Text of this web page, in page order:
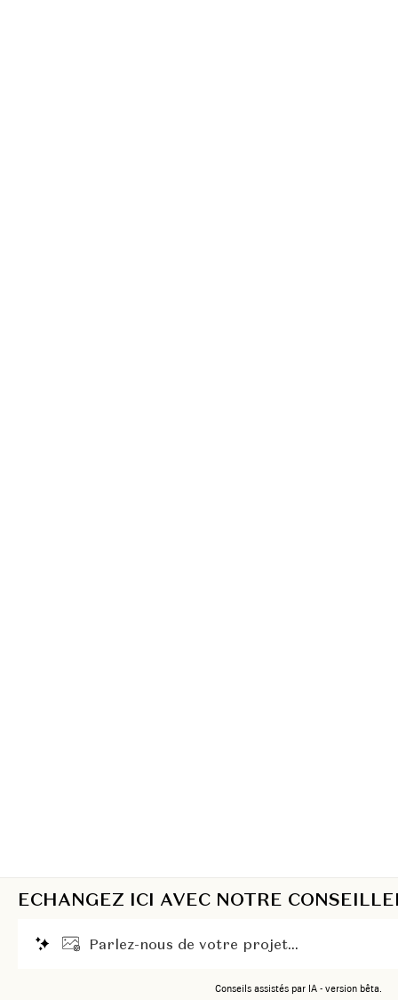
ECHANGEZ ICI AVEC NOTRE
Parlez-nous de votre projet...
Conseils assistés par IA - version bêta.